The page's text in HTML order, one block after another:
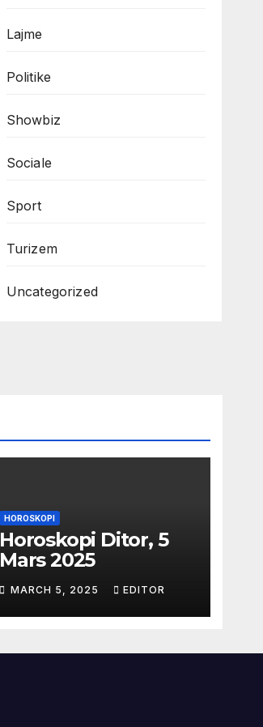
Lajme
Politike
Showbiz
Sociale
Sport
Turizem
Uncategorized
HOROSKOPI
Horoskopi Ditor, 5
Mars 2025
MARCH 5, 2025 EDITOR